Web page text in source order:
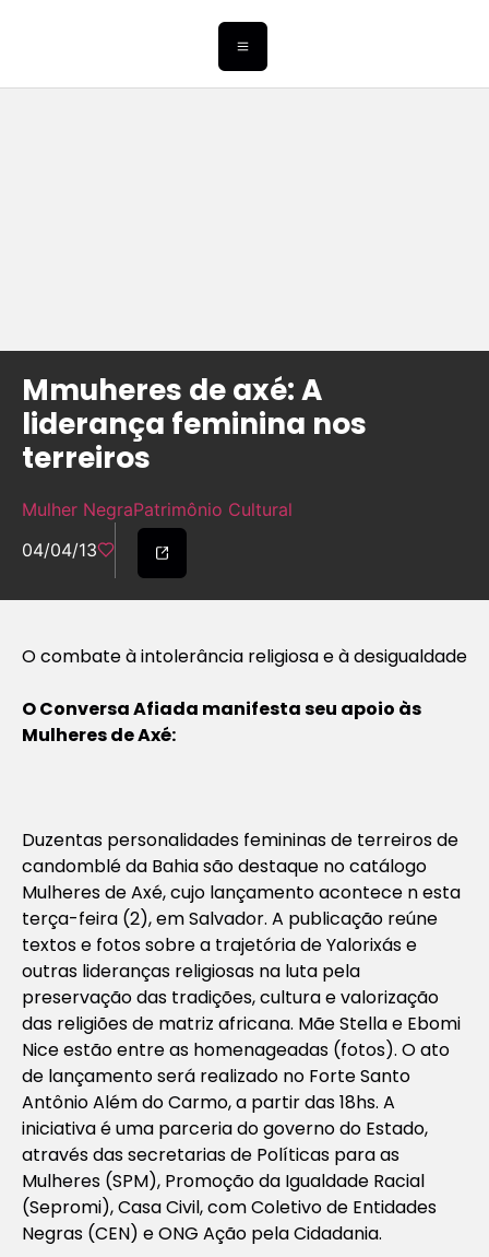
Mmuheres de axé: A
liderança feminina nos
terreiros
Mulher NegraPatrimônio Cultural
04/04/13
O combate à intolerância religiosa e à desigualdade
O Conversa Afiada manifesta seu apoio às
Mulheres de Axé:
Duzentas personalidades femininas de terreiros de
candomblé da Bahia são destaque no catálogo
Mulheres de Axé, cujo lançamento acontece n esta
terça-feira (2), em Salvador. A publicação reúne
textos e fotos sobre a trajetória de Yalorixás e
outras lideranças religiosas na luta pela
preservação das tradições, cultura e valorização
das religiões de matriz africana. Mãe Stella e Ebomi
Nice estão entre as homenageadas (fotos). O ato
de lançamento será realizado no Forte Santo
Antônio Além do Carmo, a partir das 18hs. A
iniciativa é uma parceria do governo do Estado,
através das secretarias de Políticas para as
Mulheres (SPM), Promoção da Igualdade Racial
(Sepromi), Casa Civil, com Coletivo de Entidades
Negras (CEN) e ONG Ação pela Cidadania.